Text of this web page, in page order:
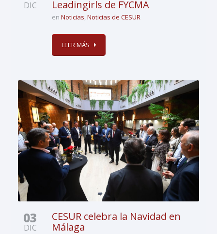
DIC
Leadingirls de FYCMA
enNoticias,Noticias de CESUR
LEER MÁS
03
DIC
CESUR celebra la Navidad en
Málaga